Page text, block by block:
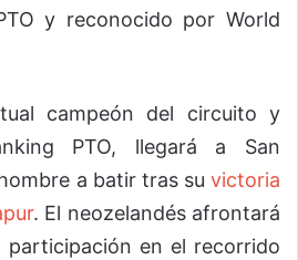
y reconocido por World
campeón del circuito y
PTO, llegará a San
a batir tras su victoria
. El neozelandés afrontará
participación en el recorrido